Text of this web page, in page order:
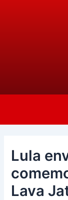
Lula
Lava